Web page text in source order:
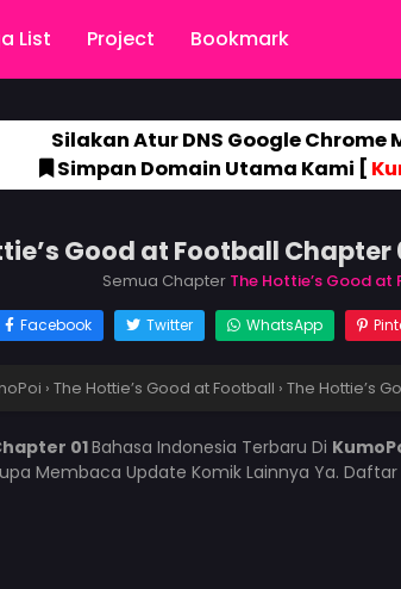
List Project Bookmark
Silakan Atur DNS Google Chrome
Simpan Domain Utama Kami [
Good at Football
Semua Chapter The Hottie’s Good
Facebook Twitter WhatsApp
› The Hottie’s Good at Football › The Hottie’s
01Bahasa Indonesia Terbaru Di
Membaca Update Komik Lainnya Ya. Daftar